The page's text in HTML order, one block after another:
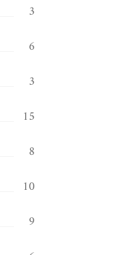
3
6
3
15
8
10
9